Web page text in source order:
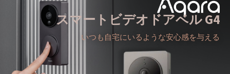
スマートビデオドアベル G4
いつも自宅にいるような安心感を与える